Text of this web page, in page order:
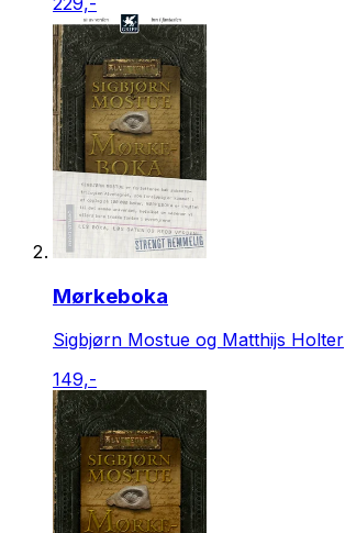
Mørkeboka
Sigbjørn Mostue og Matthijs Holter
149,-